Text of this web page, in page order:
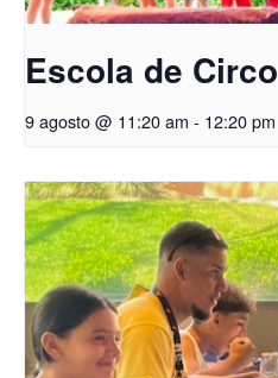
Escola de Circo
9 agosto @ 11:20 am - 12:20 pm